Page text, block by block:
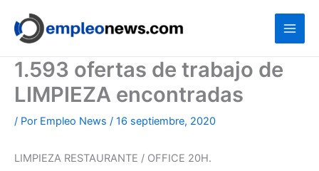
contenido
1.593 ofertas de trabajo de
LIMPIEZA encontradas
/ Por Empleo News / 16 septiembre, 2020
LIMPIEZA RESTAURANTE / OFFICE 20H.